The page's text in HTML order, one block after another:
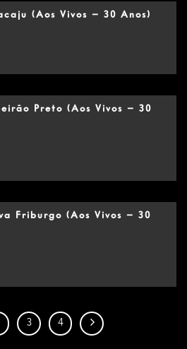
(Aos Vivos – 30 Anos)
Preto (Aos Vivos – 30
Friburgo (Aos Vivos – 30
3 4